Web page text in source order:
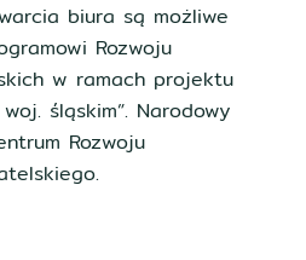
biura są możliwe
Rozwoju
w ramach projektu
śląskim”. Narodowy
Rozwoju